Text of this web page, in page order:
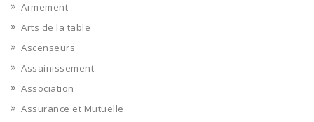
Armement
Arts de la table
Ascenseurs
Assainissement
Association
Assurance et Mutuelle